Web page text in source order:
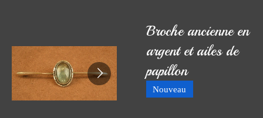
Broche ancienne en
argent et ailes de
papillon
Nouveau